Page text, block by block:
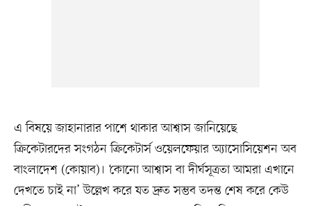
এ বিষয়ে জাহানারার পাশে থাকার আশ্বাস জানিয়েছে
ক্রিকেটারদের সংগঠন ক্রিকেটার্স ওয়েলফেয়ার অ্যাসোসিয়েশন অব
বাংলাদেশ (কোয়াব)। ‘কোনো আশ্বাস বা দীর্ঘসূত্রতা আমরা এখানে
দেখতে চাই না’ উল্লেখ করে যত দ্রুত সম্ভব তদন্ত শেষ করে কেউ